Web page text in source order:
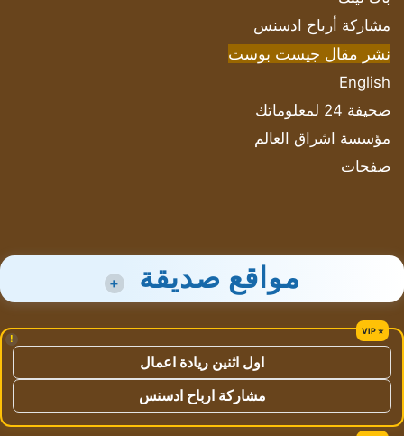
مشاركة أرباح ادسنس
نشر مقال جيست بوست
English
صحيفة 24 لمعلوماتك
مؤسسة اشراق العالم
صفحات
مواقع صديقة +
!
اول اثنين ريادة اعمال
مشاركة ارباح ادسنس